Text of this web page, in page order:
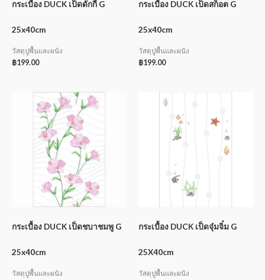
กระเบื้อง DUCK เป็ดดักกี้ G
25x40cm
วัสดุปูพื้นและผนัง
฿199.00
กระเบื้อง DUCK เป็ดสก็อต G
25x40cm
วัสดุปูพื้นและผนัง
฿199.00
กระเบื้อง DUCK เป็ดชบาชมพู G
25x40cm
วัสดุปูพื้นและผนัง
กระเบื้อง DUCK เป็ดจุ๋มจิ๋ม G
25X40cm
วัสดุปูพื้นและผนัง